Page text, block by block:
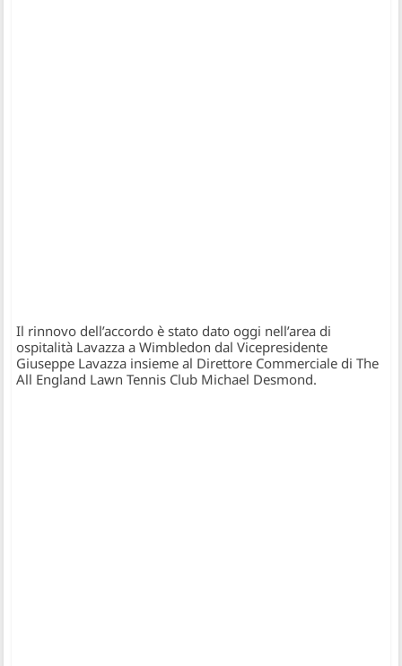
Il rinnovo dell’accordo è stato dato oggi nell’area di
ospitalità Lavazza a Wimbledon dal Vicepresidente
Giuseppe Lavazza insieme al Direttore Commerciale di The
All England Lawn Tennis Club Michael Desmond.